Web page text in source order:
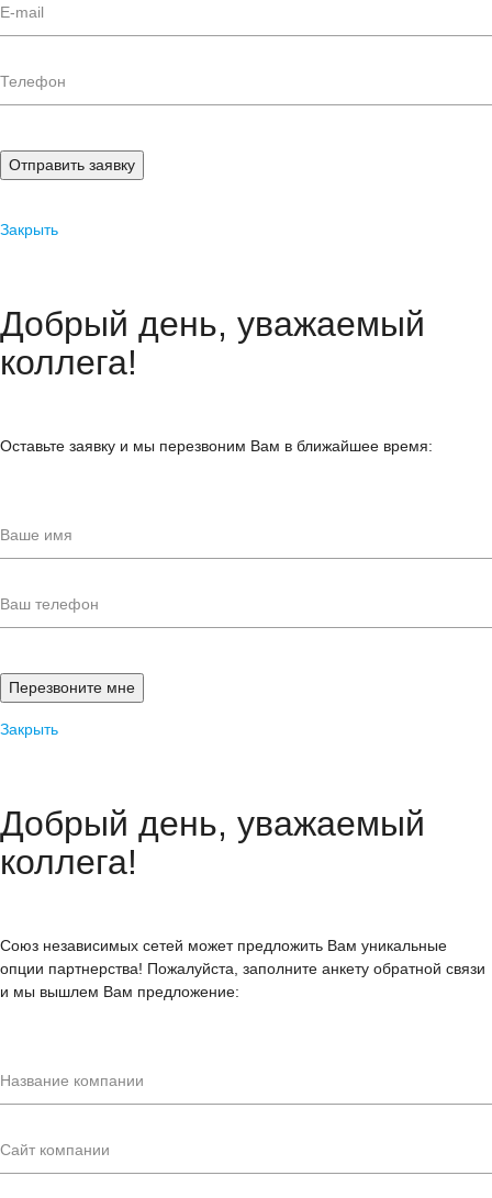
Отправить заявку
Закрыть
Добрый день, уважаемый
коллега!
Оставьте заявку и мы перезвоним Вам в ближайшее время:
Закрыть
Добрый день, уважаемый
коллега!
Союз независимых сетей может предложить Вам уникальные
опции партнерства! Пожалуйста, заполните анкету обратной связи
и мы вышлем Вам предложение: